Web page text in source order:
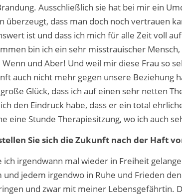
Ausschließlich sie hat bei mir ein
überzeugt, dass man doch noch vertrauen
ist und dass ich mich für alle Zeit voll
bin ich ein sehr misstrauischer
Wenn und Aber! Und weil mir diese Frau so
auch nicht mehr gegen unsere Beziehung
Glück, dass ich auf einen sehr netten
den Eindruck habe, dass er ein total
eine Stunde Therapiesitzung, wo ich auch
Sie sich die Zukunft nach der Haft
ich irgendwann mal wieder in Freiheit
und jedem irgendwo in Ruhe und Frieden
und zwar mit meiner Lebensgefährtin.